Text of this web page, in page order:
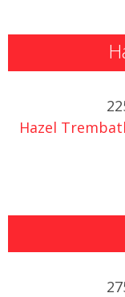
Hazel